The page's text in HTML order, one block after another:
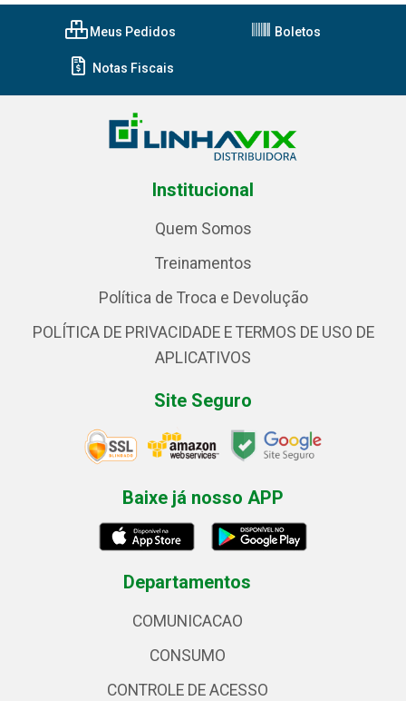
Meus Pedidos Boletos
Notas Fiscais
Institucional
Quem Somos
Treinamentos
Política de Troca e Devolução
POLÍTICA DE PRIVACIDADE E TERMOS DE USO DE
APLICATIVOS
Site Seguro
Baixe já nosso APP
Departamentos
COMUNICACAO
CONSUMO
CONTROLE DE ACESSO